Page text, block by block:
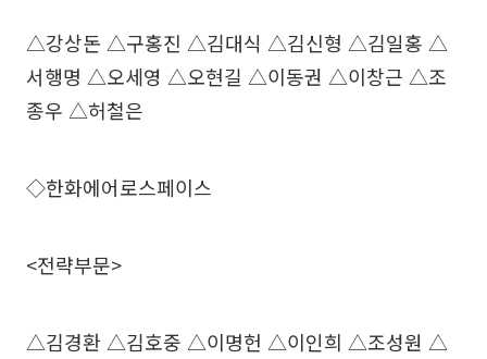
△강상돈 △구홍진 △김대식 △김신형 △김일홍 △
서행명 △오세영 △오현길 △이동권 △이창근 △조
종우 △허철은
◇한화에어로스페이스
<전략부문>
△김경환 △김호중 △이명헌 △이인희 △조성원 △